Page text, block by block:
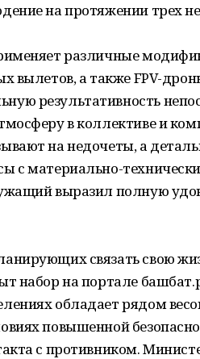
на протяжении трех
различные
вылетов, а также FPV-
результативность
в коллективе и
на недочеты, а
с материально-
выразил полную
связать свою
набор на портале
обладает рядом
повышенной
с противником.